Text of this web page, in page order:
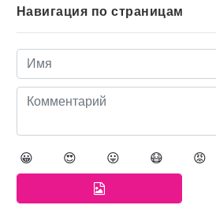
Навигация по страницам
😀 😍 😛 😷 😡